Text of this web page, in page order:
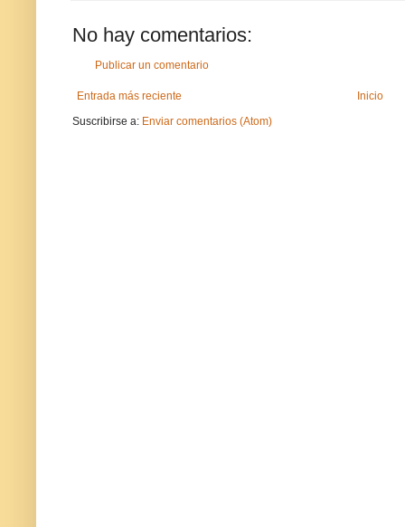
No hay comentarios:
Publicar un comentario
Entrada más reciente
Inicio
Suscribirse a: Enviar comentarios (Atom)